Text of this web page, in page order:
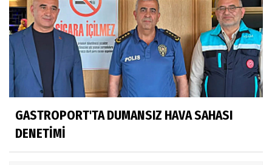
GASTROPORT'TA DUMANSIZ HAVA SAHASI
DENETİMİ